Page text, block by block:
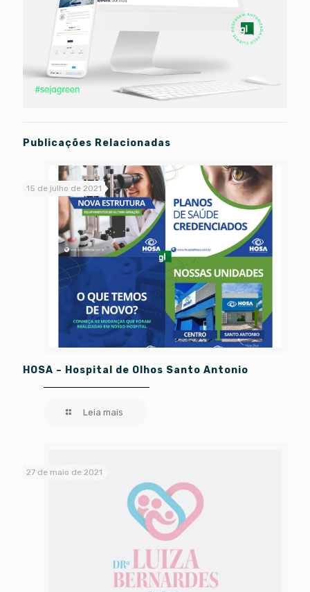
Publicações Relacionadas
15 de julho de 2021
HOSA – Hospital de Olhos Santo Antonio
Leia mais
27 de maio de 2021